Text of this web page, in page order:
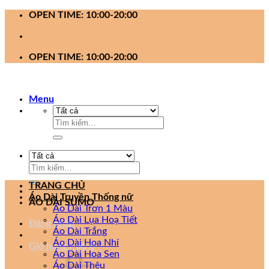
OPEN TIME: 10:00-20:00
OPEN TIME: 10:00-20:00
Menu
Tìm
Tìm
ÁO DÀI SUMO
Đăng nhập
Giỏ hàng /0₫ 0
TRANG CHỦ
Áo Dài Truyền Thống nữ
Áo Dài Trơn 1 Màu
Áo Dài Lụa Hoạ Tiết
Áo Dài Trắng
Áo Dài Hoa Nhí
Áo Dài Hoa Sen
Áo Dài Thêu